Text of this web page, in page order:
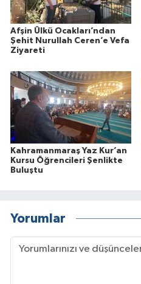
Afşin Ülkü Ocakları’ndan
Şehit Nurullah Ceren’e Vefa
Ziyareti
Kahramanmaraş Yaz Kur’an
Kursu Öğrencileri Şenlikte
Buluştu
Yorumlar